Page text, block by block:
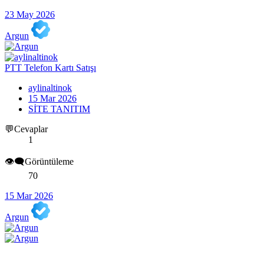
23 May 2026
Argun
PTT Telefon Kartı Satışı
aylinaltinok
15 Mar 2026
SİTE TANITIM
💬Cevaplar
1
👁️‍🗨️Görüntüleme
70
15 Mar 2026
Argun